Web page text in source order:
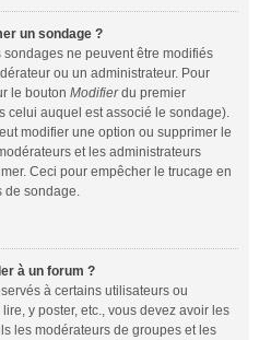
un sondage ?
ne peuvent être modifiés
ou un administrateur. Pour
le bouton Modifierdu premier
celui auquel est associé le sondage).
modifier une option ou supprimer le
et les administrateurs
Ceci pour empêcher le trucage en
sondage.
à un forum ?
à certains utilisateurs ou
y poster, etc., vous devez avoir les
les modérateurs de groupes et les